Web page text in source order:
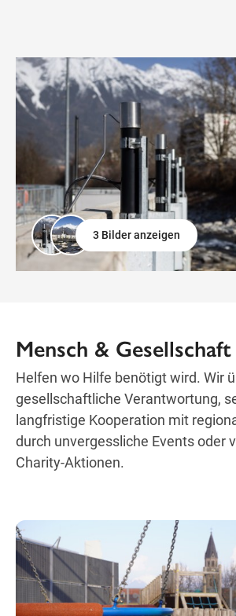
3 Bilder anzeigen
Mensch & Gesellschaft
Helfen wo Hilfe benötigt wird. Wir
gesellschaftliche Verantwortung,
langfristige Kooperation mit
durch unvergessliche Events oder
Charity-Aktionen.